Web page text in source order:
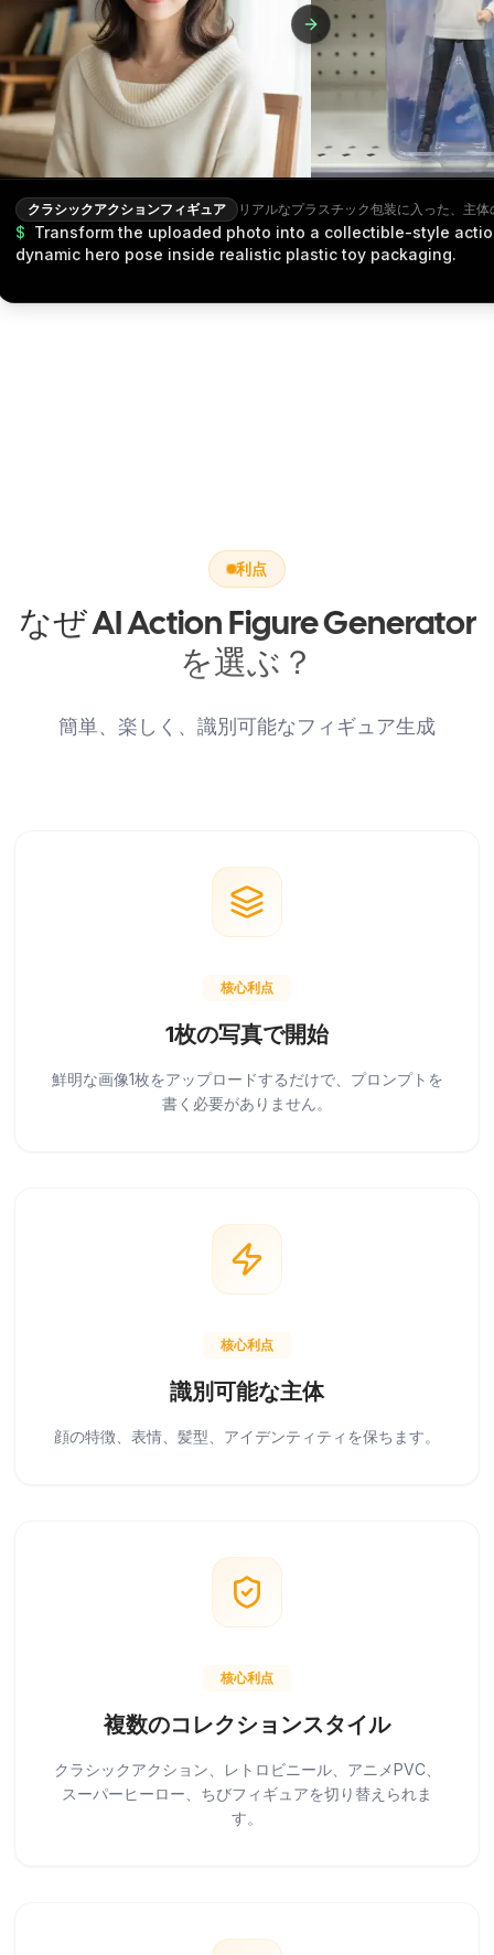
クラシックアクションフィギュア
$ Transform the uploaded photo into a collectible-style
dynamic hero pose inside realistic plastic toy packaging.
利点
なぜ AI Action Figure Generator
を選ぶ？
簡単、楽しく、識別可能なフィギュア生成
核心利点
1枚の写真で開始
鮮明な画像1枚をアップロードするだけで、プロンプトを
書く必要がありません。
核心利点
識別可能な主体
顔の特徴、表情、髪型、アイデンティティを保ちます。
核心利点
複数のコレクションスタイル
クラシックアクション、レトロビニール、アニメPVC、
スーパーヒーロー、ちびフィギュアを切り替えられま
す。